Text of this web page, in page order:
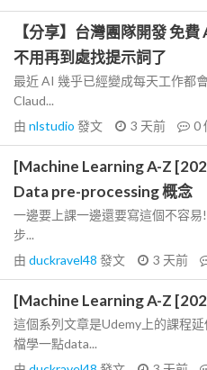
【分享】台灣團隊開發 免
不用再到處找提示詞了
最近 AI 幾乎已經變成每天工作都
Claud...
由 nlstudio 發文 3 天前 0
[Machine Learning A-Z
Data pre-processing 概念
一邊要上課一邊還要寫這個不容
步...
由 duckravel48 發文 3 天前
[Machine Learning A-Z
這個系列文章是Udemy上的課程
檔學一點data...